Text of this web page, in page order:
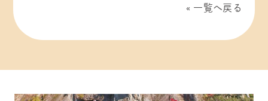
一覧へ戻る